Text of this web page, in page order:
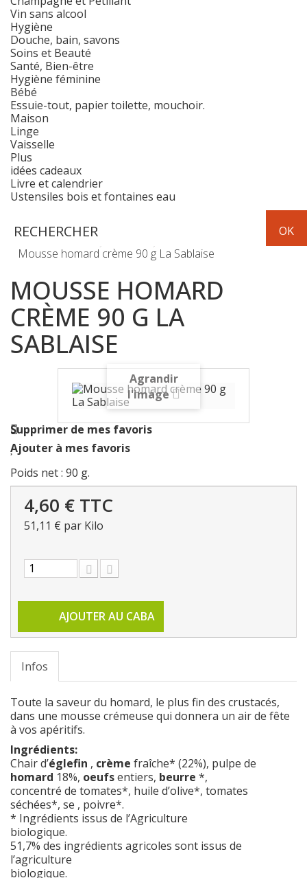
Vin sans alcool
Hygiène
Douche, bain, savons
Soins et Beauté
Santé, Bien-être
Hygiène féminine
Bébé
Essuie-tout, papier toilette, mouchoir.
Maison
Linge
Vaisselle
Plus
idées cadeaux
Livre et calendrier
Ustensiles bois et fontaines eau
Mousse homard crème 90 g La Sablaise
MOUSSE HOMARD
CRÈME 90 G LA
SABLAISE
Agrandir
l'image
Supprimer de mes favoris
Ajouter à mes favoris
Poids net : 90 g.
4,60 € TTC
51,11 € par Kilo
AJOUTER AU CABA
Infos
Toute la saveur du homard, le plus fin des crustacés,
dans une mousse crémeuse qui donnera un air de fête
à vos apéritifs.
Ingrédients:
Chair d’églefin , crème fraîche* (22%), pulpe de
homard 18%, oeufsentiers, beurre *,
concentré de tomates*, huile d’olive*, tomates
séchées*, se , poivre*.
* Ingrédients issus de l’Agriculture
biologique.
51,7% des ingrédients agricoles sont issus de
l’agriculture
biologique.